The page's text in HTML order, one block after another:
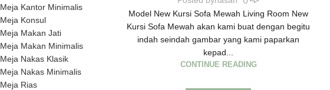
Meja Kantor Minimalis
Meja Konsul
Meja Makan Jati
Meja Makan Minimalis
Meja Nakas Klasik
Meja Nakas Minimalis
Meja Rias
Model New Kursi Sofa Mewah Living Room New
Kursi Sofa Mewah akan kami buat dengan begitu
indah seindah gambar yang kami paparkan
kepad...
CONTINUE READING